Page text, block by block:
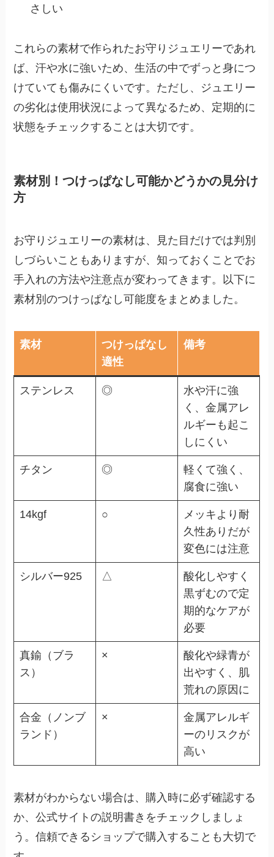
さしい
これらの素材で作られたお守りジュエリーであれ
ば、汗や水に強いため、生活の中でずっと身につ
けていても傷みにくいです。ただし、ジュエリー
の劣化は使用状況によって異なるため、定期的に
状態をチェックすることは大切です。
素材別！つけっぱなし可能かどうかの見分け
方
お守りジュエリーの素材は、見た目だけでは判別
しづらいこともありますが、知っておくことでお
手入れの方法や注意点が変わってきます。以下に
素材別のつけっぱなし可能度をまとめました。
素材
つけっぱなし
適性
備考
ステンレス ◎
水や汗に強
く、金属アレ
ルギーも起こ
しにくい
チタン ◎
軽くて強く、
腐食に強い
14kgf ○
メッキより耐
久性ありだが
変色には注意
シルバー925 △
酸化しやすく
黒ずむので定
期的なケアが
必要
真鍮（ブラ
ス）
×
酸化や緑青が
出やすく、肌
荒れの原因に
合金（ノンブ
ランド）
×
金属アレルギ
ーのリスクが
高い
素材がわからない場合は、購入時に必ず確認する
か、公式サイトの説明書きをチェックしましょ
う。信頼できるショップで購入することも大切で